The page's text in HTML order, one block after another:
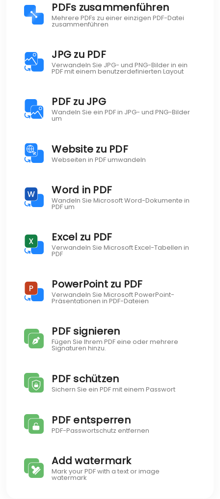
PDFs zusammenführen
Mehrere PDFs zu einer einzigen PDF-Datei
zusammenführen
JPG zu PDF
Verwandeln Sie JPG- und PNG-Bilder in ein
PDF mit einem benutzerdefinierten Layout
PDF zu JPG
Wandeln Sie ein PDF in JPG- und PNG-Bilder
um
Website zu PDF
Webseiten in PDF umwandeln
Word in PDF
Wandeln Sie Microsoft Word-Dokumente in
PDF um
Excel zu PDF
Verwandeln Sie Microsoft Excel-Tabellen in
PDF
PowerPoint zu PDF
Verwandeln Sie Microsoft PowerPoint-
Präsentationen in PDF-Dateien
PDF signieren
Fügen Sie Ihrem PDF eine oder mehrere
Signaturen hinzu.
PDF schützen
Sichern Sie ein PDF mit einem Passwort
PDF entsperren
PDF-Passwortschutz entfernen
Add watermark
Mark your PDF with a text or image
watermark